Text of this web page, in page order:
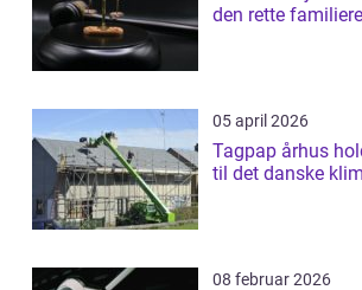
den rette
05 april 2026
Tagpap århus holdbare løsninger
til det danske
08 februar 2026